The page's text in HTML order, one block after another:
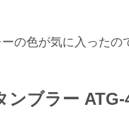
の色が気に入ったの
ンブラー ATG-